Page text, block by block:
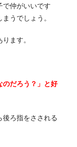
で仲がいいです
うでしょう。
ます。
のだろう？」と好
ろ指をさされる